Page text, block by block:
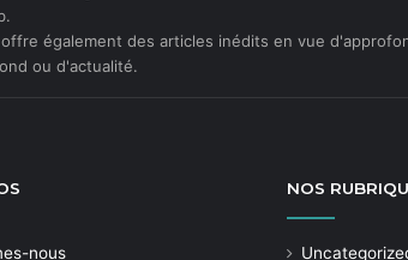
offre également des articles inédits en vue
ou d'actualité.
nous
NOS